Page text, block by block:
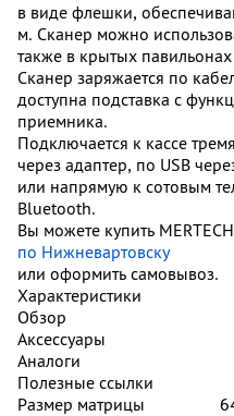
в виде флешки,
м. Сканер можно
также в крытых
Сканер заряжается по
доступна подставка с
приемника.
Подключается к кассе
через адаптер, по USB
или напрямую к сотовым
Bluetooth.
Вы можете купить
по Нижневартовску
или оформить самовывоз.
Характеристики
Обзор
Аксессуары
Аналоги
Полезные ссылки
Размер матрицы